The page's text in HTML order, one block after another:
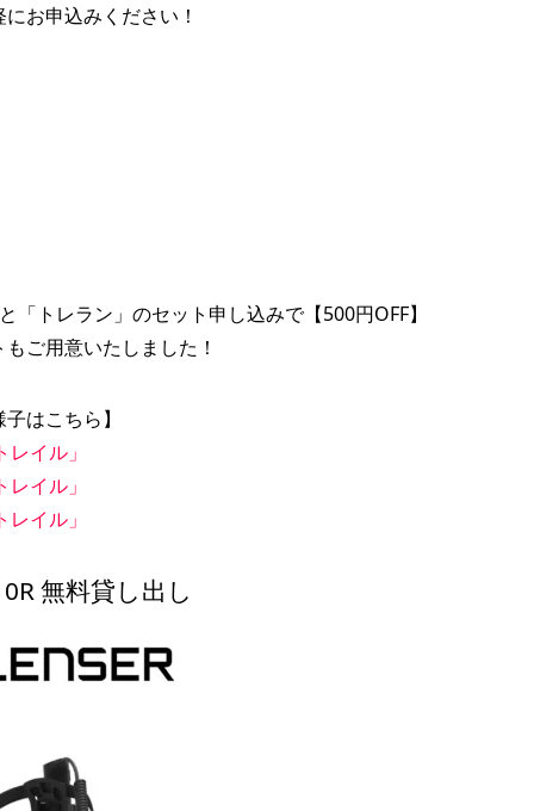
お申込みください！
「トレラン」のセット申し込みで【500円OFF】
ご用意いたしました！
はこちら】
イル」
イル」
イル」
無料貸し出し